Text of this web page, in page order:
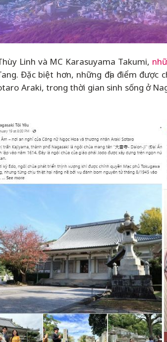
Linh và MC Karasuyama Takumi,
Đặc biệt hơn, những địa điểm
Araki, trong thời gian sinh sống ở